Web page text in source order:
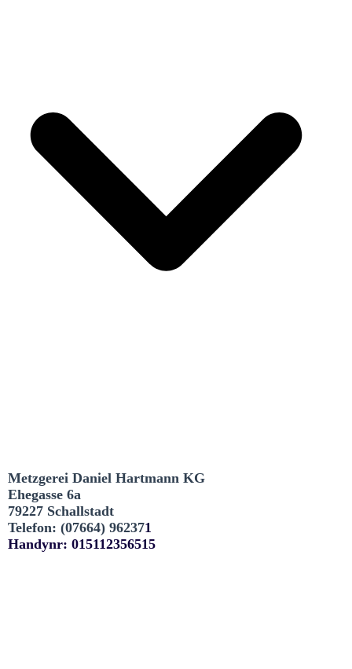
Metzgerei Daniel Hartmann KG
Ehegasse 6a
79227 Schallstadt
Telefon: (07664) 962371
Handynr: 015112356515